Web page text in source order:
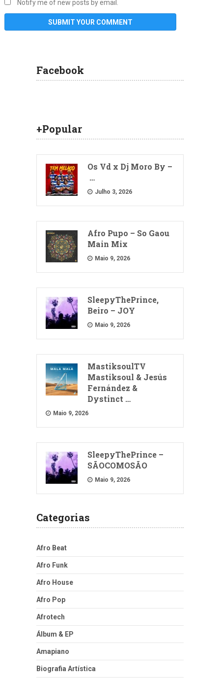
Notify me of new posts by email.
Facebook
+Popular
Os Vd x Dj Moro By –
…
Julho 3, 2026
Afro Pupo – So Gaou
Main Mix
Maio 9, 2026
SleepyThePrince,
Beiro – JOY
Maio 9, 2026
MastiksoulTV
Mastiksoul & Jesús
Fernández &
Dystinct …
Maio 9, 2026
SleepyThePrince –
SÃOCOMOSÃO
Maio 9, 2026
Categorias
Afro Beat
Afro Funk
Afro House
Afro Pop
Afrotech
Álbum & EP
Amapiano
Biografia Artística